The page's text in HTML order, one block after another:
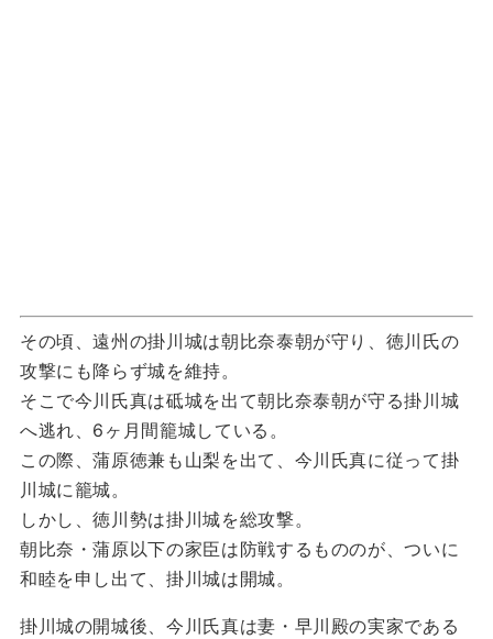
その頃、遠州の掛川城は朝比奈泰朝が守り、徳川氏の
攻撃にも降らず城を維持。
そこで今川氏真は砥城を出て朝比奈泰朝が守る掛川城
へ逃れ、6ヶ月間籠城している。
この際、蒲原徳兼も山梨を出て、今川氏真に従って掛
川城に籠城。
しかし、徳川勢は掛川城を総攻撃。
朝比奈・蒲原以下の家臣は防戦するもののが、ついに
和睦を申し出て、掛川城は開城。
掛川城の開城後、今川氏真は妻・早川殿の実家である